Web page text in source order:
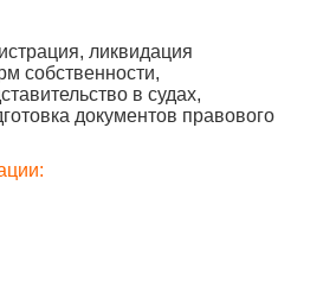
ликвидация
собственности,
в судах,
документов правового